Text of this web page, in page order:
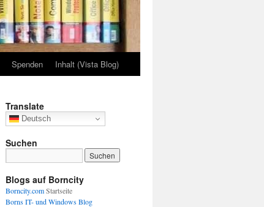
Spenden Inhalt (Vista Blog)
Translate
Deutsch
Suchen
Blogs auf Borncity
Borncity.comStartseite
Borns IT- und Windows Blog